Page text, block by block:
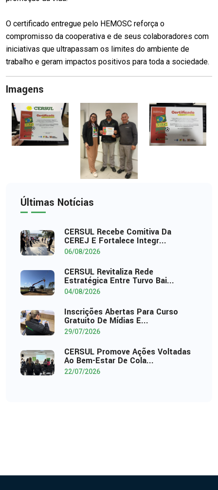
O certificado entregue pelo HEMOSC reforça o
compromisso da cooperativa e de seus colaboradores com
iniciativas que ultrapassam os limites do ambiente de
trabalho e geram impactos positivos para toda a sociedade.
Imagens
Últimas Notícias
CERSUL Recebe Comitiva Da
CEREJ E Fortalece Integr...
06/08/2026
CERSUL Revitaliza Rede
Estratégica Entre Turvo Bai...
04/08/2026
Inscrições Abertas Para Curso
Gratuito De Mídias E...
29/07/2026
CERSUL Promove Ações Voltadas
Ao Bem-Estar De Cola...
22/07/2026